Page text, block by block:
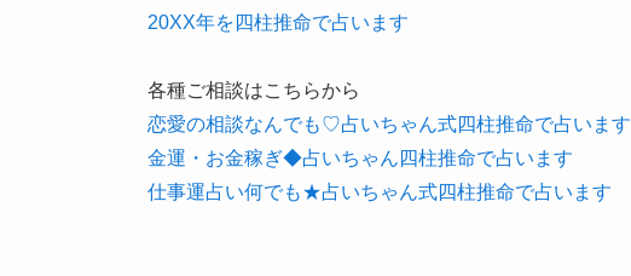
20XX年を四柱推命で占います
各種ご相談はこちらから
恋愛の相談なんでも♡占いちゃん式四柱推命で占います
金運・お金稼ぎ◆占いちゃん四柱推命で占います
仕事運占い何でも★占いちゃん式四柱推命で占います